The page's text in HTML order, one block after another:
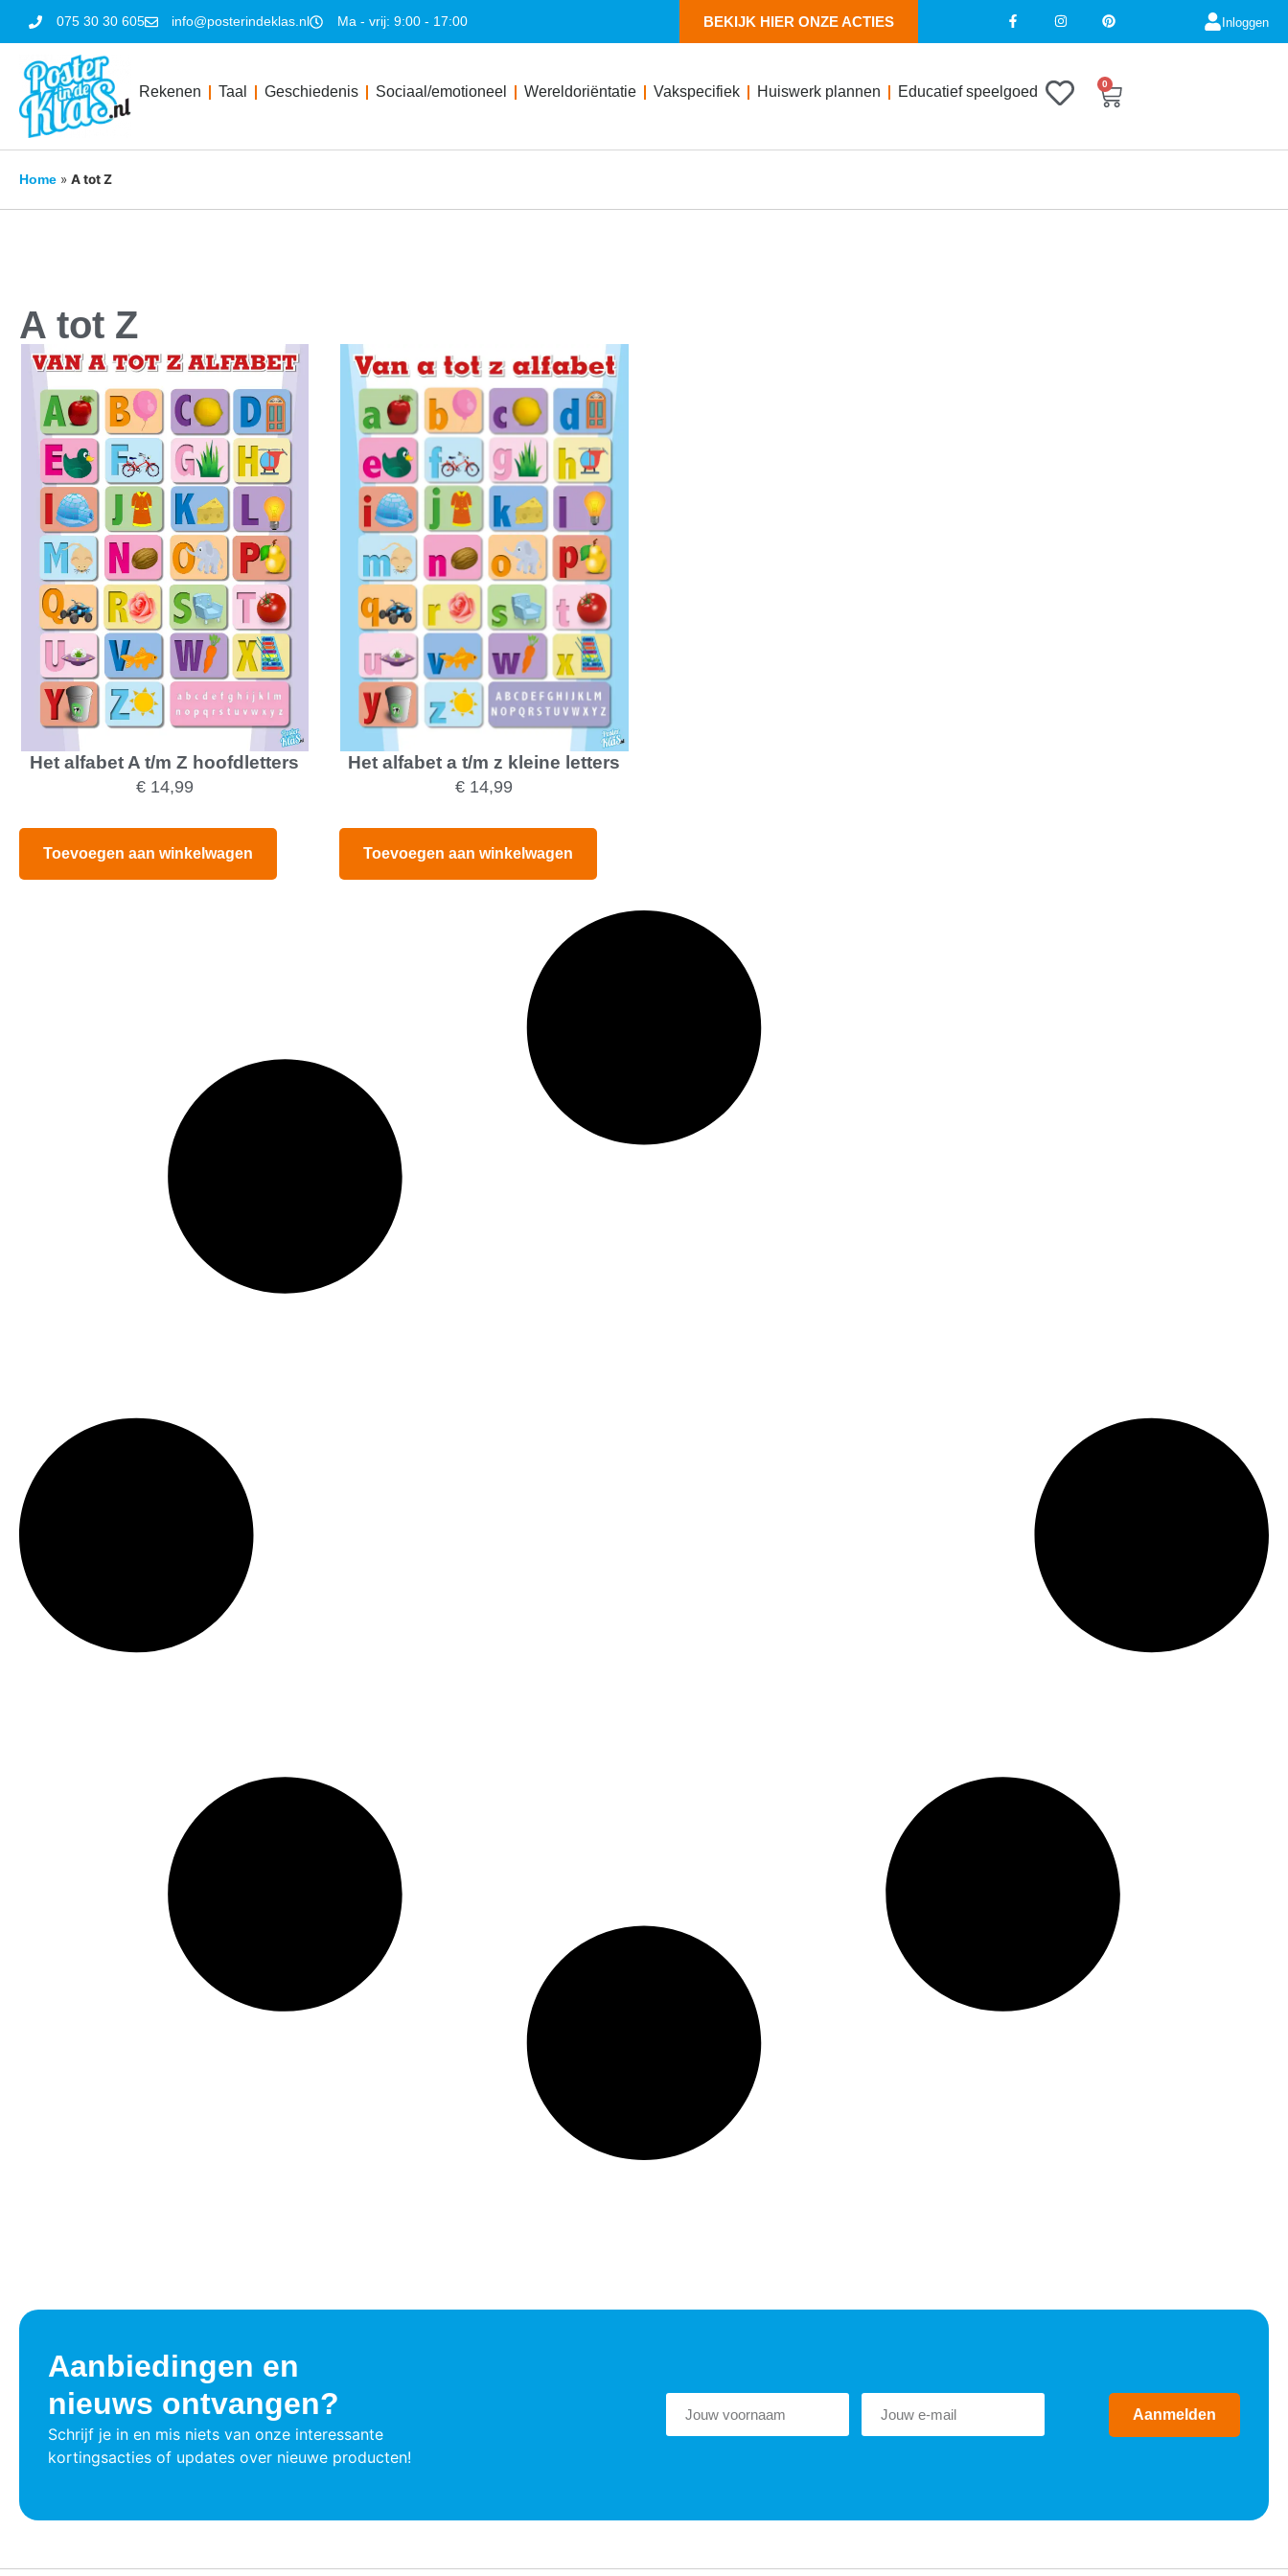
075 30 30 605 info@posterindeklas.nl Ma - vrij: 9:00 - 17:00 BEKIJK HIER ONZE ACTIES Inloggen
Rekenen Taal Geschiedenis Sociaal/emotioneel Wereldoriëntatie Vakspecifiek Huiswerk plannen Educatief speelgoed 0
Home » A tot Z
A tot Z
Het alfabet A t/m Z hoofdletters
€14,99
Toevoegen aan winkelwagen
Het alfabet a t/m z kleine letters
€ 14,99
Toevoegen aan winkelwagen
Aanbiedingen en
nieuws ontvangen?
Schrijf je in en mis niets van onze interessante
kortingsacties of updates over nieuwe producten!
Aanmelden